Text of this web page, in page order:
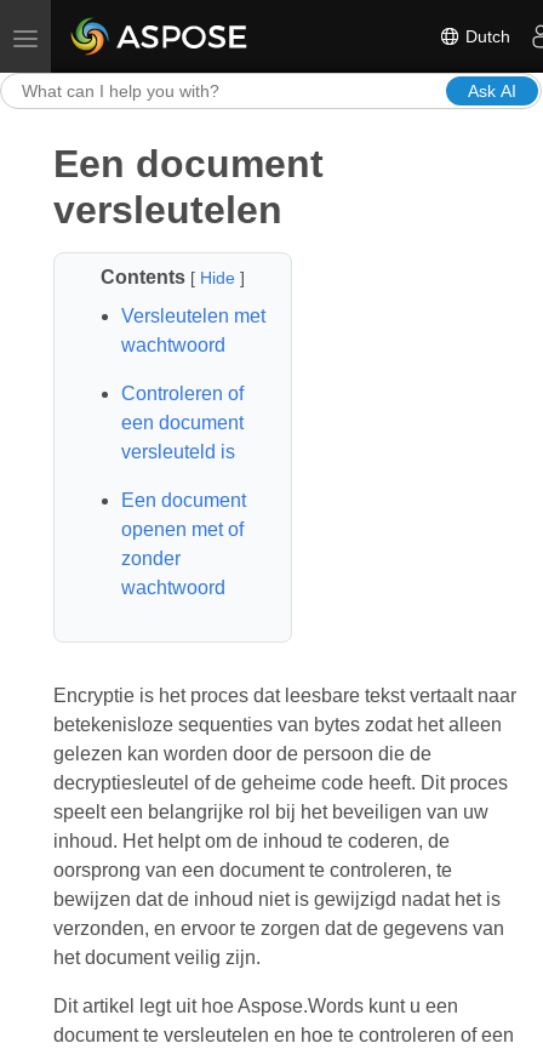
Toggle navigation Dutch
Ask AI
Een document
versleutelen
Contents [ Hide]
Versleutelen met
wachtwoord
Controleren of
een document
versleuteld is
Een document
openen met of
zonder
wachtwoord
Encryptie is het proces dat leesbare tekst vertaalt naar
betekenisloze sequenties van bytes zodat het alleen
gelezen kan worden door de persoon die de
decryptiesleutel of de geheime code heeft. Dit proces
speelt een belangrijke rol bij het beveiligen van uw
inhoud. Het helpt om de inhoud te coderen, de
oorsprong van een document te controleren, te
bewijzen dat de inhoud niet is gewijzigd nadat het is
verzonden, en ervoor te zorgen dat de gegevens van
het document veilig zijn.
Dit artikel legt uit hoe Aspose.Words kunt u een
document te versleutelen en hoe te controleren of een